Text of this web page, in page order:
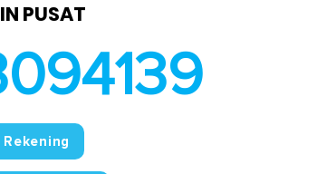
PUSAT